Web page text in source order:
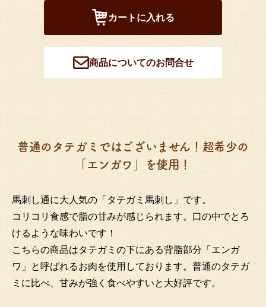
カートに入れる
商品についてのお問合せ
普通のタテガミではございません！超希少の
「エンガワ」を使用！
馬刺し通に大人気の「タテガミ馬刺し」です。
コリコリ食感で脂の甘みが感じられます。口の中でとろ
けるような味わいです！
こちらの商品はタテガミの下にある背脂部分「エンガ
ワ」と呼ばれるお肉を使用しております。普通のタテガ
ミに比べ、甘みが強く食べやすいと大好評です。